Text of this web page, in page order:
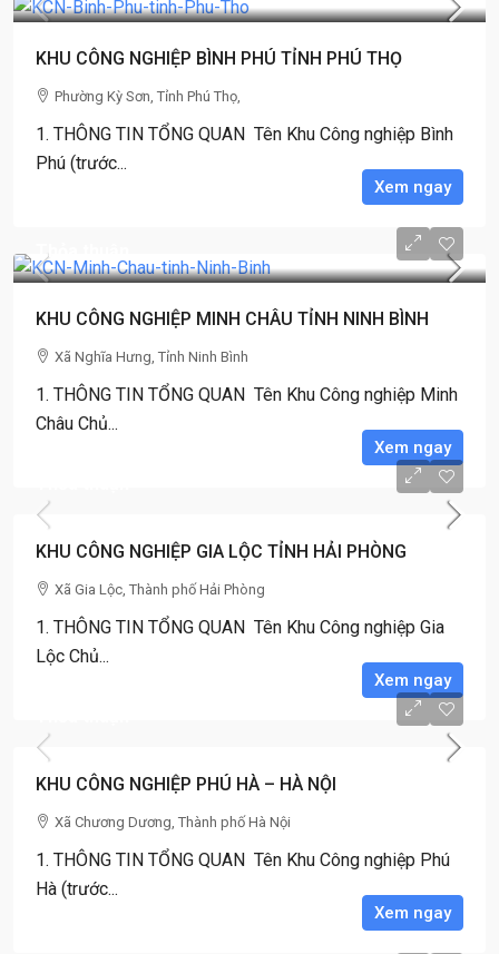
KHU CÔNG NGHIỆP BÌNH PHÚ TỈNH PHÚ THỌ
Phường Kỳ Sơn, Tỉnh Phú Thọ,
1. THÔNG TIN TỔNG QUAN Tên Khu Công nghiệp Bình
Phú (trước...
Xem ngay
Thỏa thuận
KHU CÔNG NGHIỆP MINH CHÂU TỈNH NINH BÌNH
Xã Nghĩa Hưng, Tỉnh Ninh Bình
1. THÔNG TIN TỔNG QUAN Tên Khu Công nghiệp Minh
Châu Chủ...
Xem ngay
KHU CÔNG NGHIỆP GIA LỘC TỈNH HẢI PHÒNG
Xã Gia Lộc, Thành phố Hải Phòng
1. THÔNG TIN TỔNG QUAN Tên Khu Công nghiệp Gia
Lộc Chủ...
Xem ngay
KHU CÔNG NGHIỆP PHÚ HÀ – HÀ NỘI
Xã Chương Dương, Thành phố Hà Nội
1. THÔNG TIN TỔNG QUAN Tên Khu Công nghiệp Phú
Hà (trước...
Xem ngay